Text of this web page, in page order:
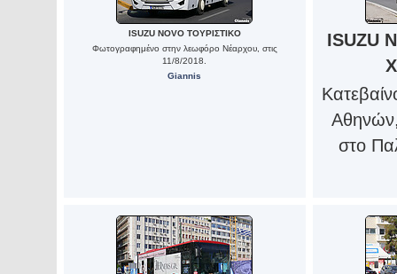
ISUZU NOVO ΤΟΥΡΙΣΤΙΚΟ
Φωτογραφημένο στην λεωφόρο Νέαρχου, στις
11/8/2018.
Giannis
ISUZU
στο